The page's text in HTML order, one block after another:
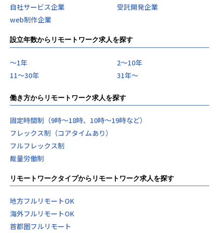
自社サービス企業
受託開発企業
web制作企業
設立年数からリモートワーク求人を探す
〜1年
2〜10年
11〜30年
31年〜
働き方からリモートワーク求人を探す
固定時間制（9時～18時、10時～19時など）
フレックス制（コアタイムあり）
フルフレックス制
裁量労働制
リモートワークタイプからリモートワーク求人を探す
地方フルリモートOK
海外フルリモートOK
首都圏フルリモート